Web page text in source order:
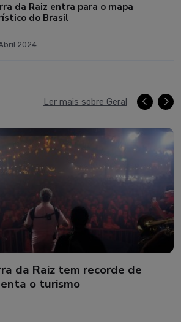
da Raiz entra para o mapa
do Brasil
2024
Ler mais sobre Geral
parcela do 13º salário